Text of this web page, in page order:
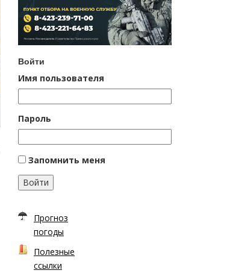
Войти
Имя пользователя
Пароль
Запомнить меня
Войти
Прогноз
погоды
Полезные
ссылки